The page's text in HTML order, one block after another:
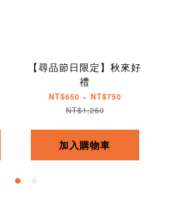
【尋品節日限定】秋來好
禮
NT$650 ~ NT$750
NT$1,260
加入購物車